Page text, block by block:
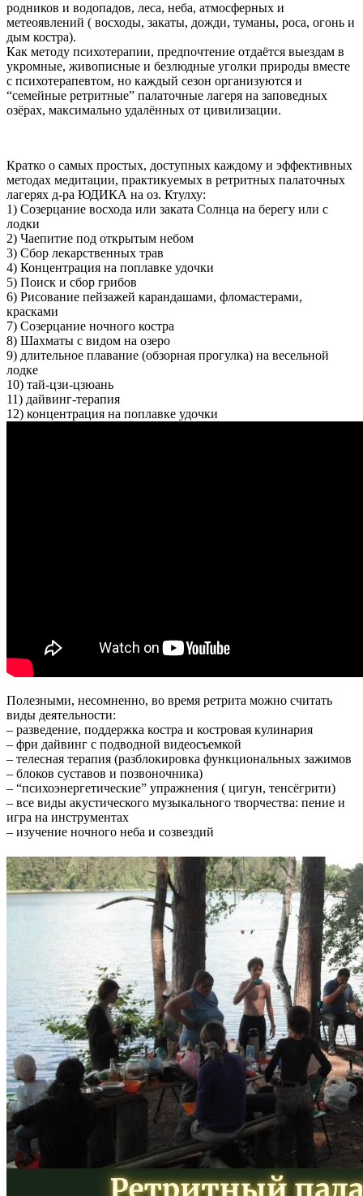
родников и водопадов, леса, неба, атмосферных и
метеоявлений ( восходы, закаты, дожди, туманы, роса, огонь и
дым костра).
Как методу психотерапии, предпочтение отдаётся выездам в
укромные, живописные и безлюдные уголки природы вместе
с психотерапевтом, но каждый сезон организуются и
“семейные ретритные” палаточные лагеря на заповедных
озёрах, максимально удалённых от цивилизации.
Кратко о самых простых, доступных каждому и эффективных
методах медитации, практикуемых в ретритных палаточных
лагерях д-ра ЮДИКА на оз. Ктулху:
1) Созерцание восхода или заката Солнца на берегу или с
лодки
2) Чаепитие под открытым небом
3) Сбор лекарственных трав
4) Концентрация на поплавке удочки
5) Поиск и сбор грибов
6) Рисование пейзажей карандашами, фломастерами,
красками
7) Созерцание ночного костра
8) Шахматы с видом на озеро
9) длительное плавание (обзорная прогулка) на весельной
лодке
10) тай-цзи-цзюань
11) дайвинг-терапия
12) концентрация на поплавке удочки
Полезными, несомненно, во время ретрита можно считать
виды деятельности:
– разведение, поддержка костра и костровая кулинария
– фри дайвинг с подводной видеосъемкой
– телесная терапия (разблокировка функциональных зажимов
– блоков суставов и позвоночника)
– “психоэнергетические” упражнения ( цигун, тенсёгрити)
– все виды акустического музыкального творчества: пение и
игра на инструментах
– изучение ночного неба и созвездий